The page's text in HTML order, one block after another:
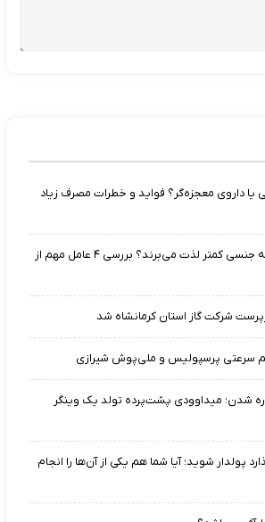
یا داروی معجزه‌گر؟ فواید و خطرات مصرف زیاد
چرا برخی زنان از رابطه جنسی کمتر لذت می‌برند؟ بررسی ۴ عامل مهم از
شرکت گاز استان کرمانشاه شد
سرعتی پرسپولیس و ملی‌پوش شیرازی
شدن؛ میداوودی پشت‌پرده تولد یک وینگر
پولدار شوید؛ آیا شما هم یکی از آن‌ها را انجام